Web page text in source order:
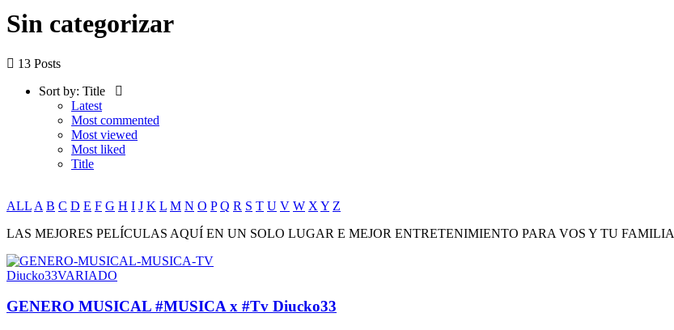
Sin categorizar
13 Posts
Sort by: Title
Latest
Most commented
Most viewed
Most liked
Title
ALL A B C D E F G H I J K L M N O P Q R S T U V W X Y Z
LAS MEJORES PELÍCULAS AQUÍ EN UN SOLO LUGAR E MEJOR ENTRETENIMIENTO PARA VOS Y TU FAMILIA
Diucko33VARIADO
GENERO MUSICAL #MUSICA x #Tv Diucko33